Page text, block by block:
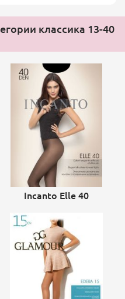
классика 13-40
Incanto Elle 40